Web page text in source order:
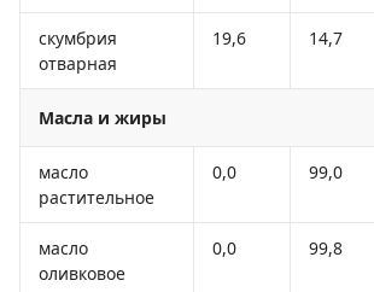
скумбрия
отварная
19,6 14,7
Масла и жиры
масло
растительное
0,0 99,0
масло
оливковое
0,0 99,8